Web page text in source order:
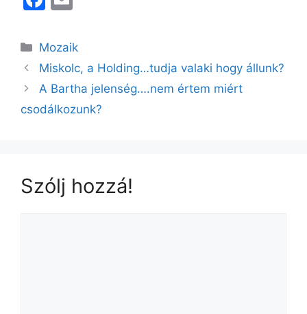
c
e
b
o
ai
l
Kategória
Mozaik
Miskolc, a Holding…tudja valaki hogy állunk?
A Bartha jelenség….nem értem miért
csodálkozunk?
Szólj hozzá!